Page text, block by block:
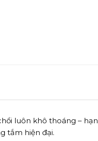
luôn khô thoáng – hạn
tắm hiện đại.